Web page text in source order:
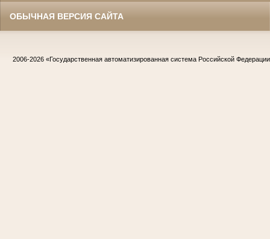
ОБЫЧНАЯ ВЕРСИЯ САЙТА
2006-2026 «Государственная автоматизированная система Российской